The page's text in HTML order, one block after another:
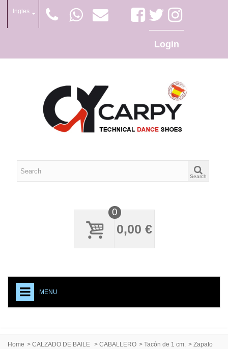
Ingles
Login
Search
0
0,00 €
MENU
Home > CALZADO DE BAILE > CABALLERO > Tacón de 1 cm. > Zapato